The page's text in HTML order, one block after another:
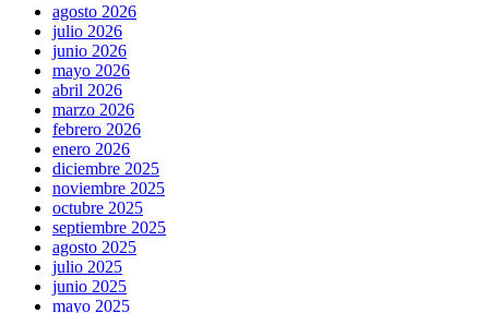
agosto 2026
julio 2026
junio 2026
mayo 2026
abril 2026
marzo 2026
febrero 2026
enero 2026
diciembre 2025
noviembre 2025
octubre 2025
septiembre 2025
agosto 2025
julio 2025
junio 2025
mayo 2025